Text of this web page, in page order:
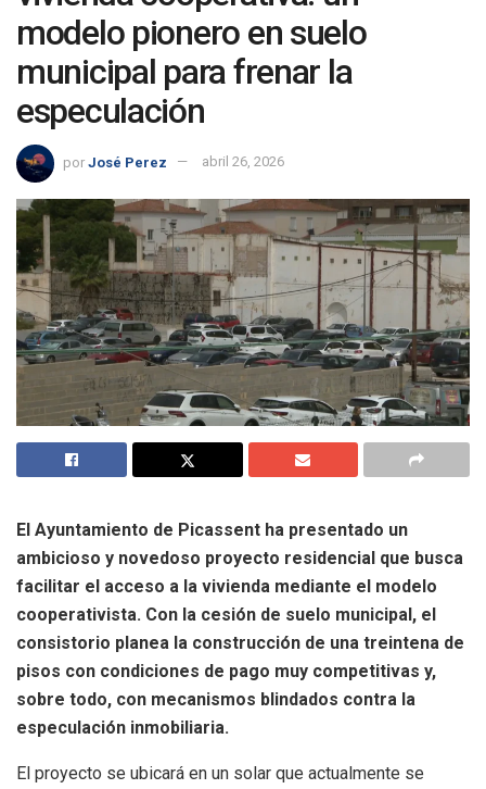
modelo pionero en suelo
municipal para frenar la
especulación
por José Perez abril 26, 2026
El Ayuntamiento de Picassent ha presentado un
ambicioso y novedoso proyecto residencial que busca
facilitar el acceso a la vivienda mediante el modelo
cooperativista. Con la cesión de suelo municipal, el
consistorio planea la construcción de una treintena de
pisos con condiciones de pago muy competitivas y,
sobre todo, con mecanismos blindados contra la
especulación inmobiliaria.
El proyecto se ubicará en un solar que actualmente se